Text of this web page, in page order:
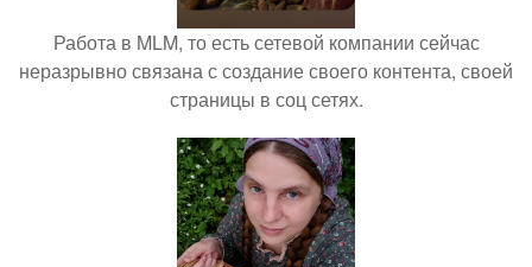
Работа в MLM, то есть сетевой компании сейчас
неразрывно связана с создание своего контента, своей
страницы в соц сетях.